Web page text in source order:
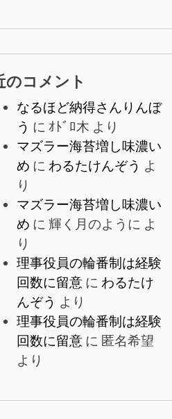
のコメント
なるほど納得さんりんぼ
う に ｵﾄﾞﾛ木 より
マズラー海苔増し味濃い
め に わるたけんぞう よ
り
マズラー海苔増し味濃い
め に 輝く月のように よ
り
理事役員の輪番制は経験
回数に留意に わるたけ
んぞう より
理事役員の輪番制は経験
回数に留意に 匿名希望
より